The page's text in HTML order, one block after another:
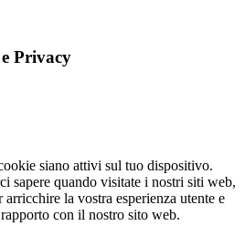
Privacy
siano attivi sul tuo dispositivo.
sapere quando visitate i nostri siti web,
la vostra esperienza utente e
con il nostro sito web.